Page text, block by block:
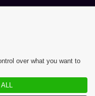
over what you want to